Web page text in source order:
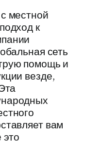
местной
к
сеть
помощь и
везде,
вам
это